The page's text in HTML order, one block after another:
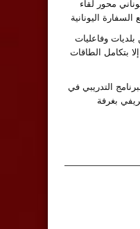
محور لقاء
اليونانية
وفاعليات
بتكامل الطاقات
التدريبي في
بغرفة